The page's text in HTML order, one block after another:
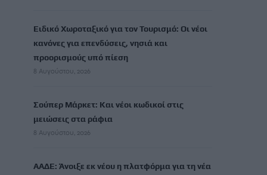
Ειδικό Χωροταξικό για τον Τουρισμό: Οι νέοι
κανόνες για επενδύσεις, νησιά και
προορισμούς υπό πίεση
8 Αυγούστου, 2026
Σούπερ Μάρκετ: Και νέοι κωδικοί στις
μειώσεις στα ράφια
8 Αυγούστου, 2026
ΑΑΔΕ: Άνοιξε εκ νέου η πλατφόρμα για τη νέα